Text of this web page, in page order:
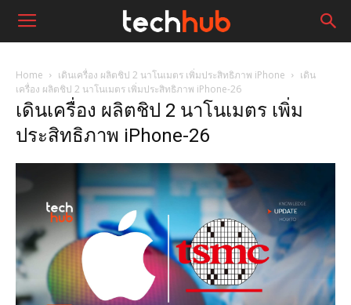
Home เดินเครื่อง ผลิตชิป 2 นาโนเมตร เพิ่มประสิทธิภาพ iPhone
เดิน
เครื่อง ผลิตชิป 2 นาโนเมตร เพิ่มประสิทธิภาพ iPhone-26
เดินเครื่อง ผลิตชิป 2 นาโนเมตร เพิ่ม
ประสิทธิภาพ iPhone-26